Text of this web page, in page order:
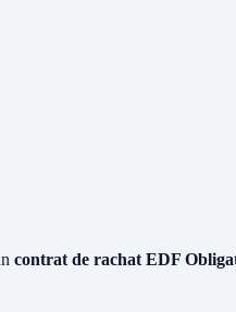
contrat de rachat EDF